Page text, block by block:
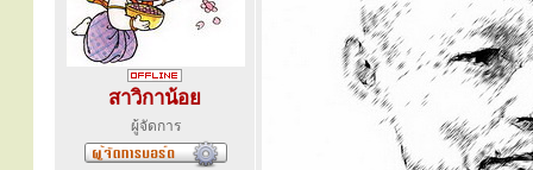
สาวิกาน้อย
ผู้จัดการ